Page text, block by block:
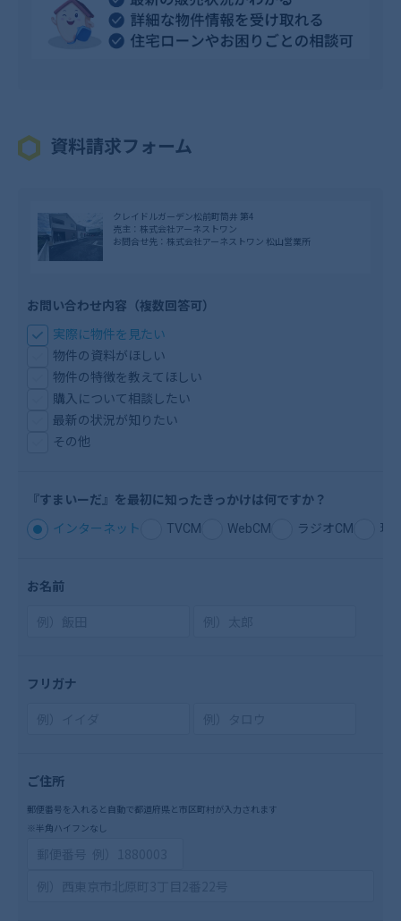
資料請求フォーム
クレイドルガーデン松前町筒井 第4
売主：株式会社アーネストワン
お問合せ先：株式会社アーネストワン 松山営業所
お問い合わせ内容（複数回答可）
実際に物件を見たい
物件の資料がほしい
物件の特徴を教えてほしい
購入について相談したい
最新の状況が知りたい
その他
『すまいーだ』を最初に知ったきっかけは何ですか？
インターネット TVCM WebCM ラジオCM 現
お名前
フリガナ
ご住所
郵便番号を入れると自動で都道府県と市区町村が入力されます
※半角ハイフンなし